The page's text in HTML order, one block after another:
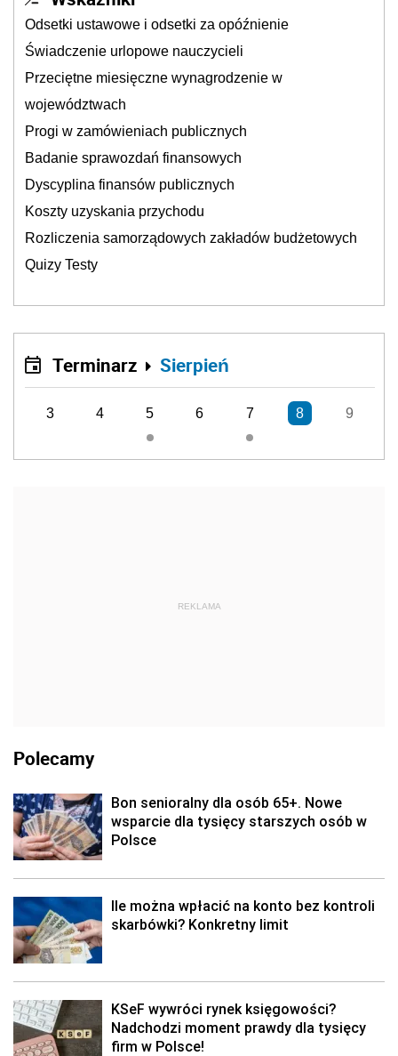
Odsetki ustawowe i odsetki za opóźnienie
Świadczenie urlopowe nauczycieli
Przeciętne miesięczne wynagrodzenie w
województwach
Progi w zamówieniach publicznych
Badanie sprawozdań finansowych
Dyscyplina finansów publicznych
Koszty uzyskania przychodu
Rozliczenia samorządowych zakładów budżetowych
Quizy Testy
Terminarz Sierpień
3 4 5 6 7 8 9
REKLAMA
Polecamy
Bon senioralny dla osób 65+. Nowe
wsparcie dla tysięcy starszych osób w
Polsce
Ile można wpłacić na konto bez kontroli
skarbówki? Konkretny limit
KSeF wywróci rynek księgowości?
Nadchodzi moment prawdy dla tysięcy
firm w Polsce!